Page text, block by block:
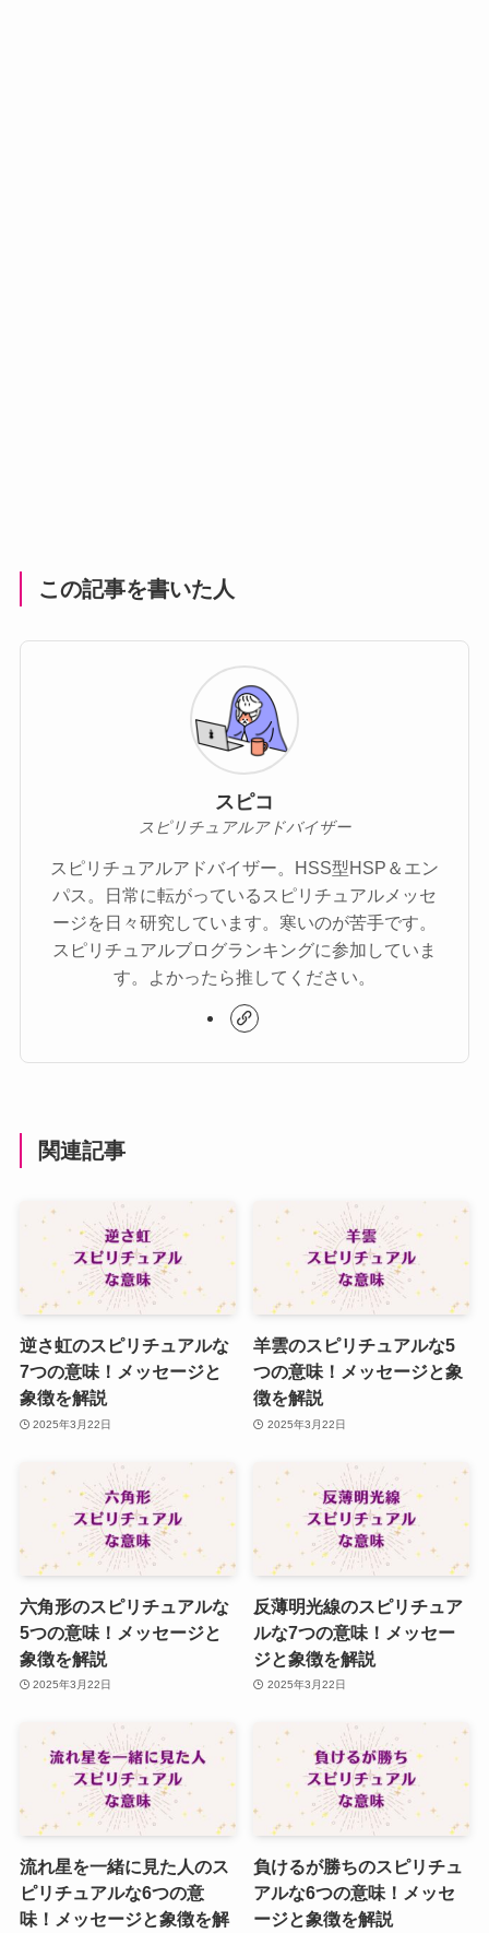
この記事を書いた人
スピコ
スピリチュアルアドバイザー
スピリチュアルアドバイザー。HSS型HSP＆エン
パス。日常に転がっているスピリチュアルメッセ
ージを日々研究しています。寒いのが苦手です。
スピリチュアルブログランキングに参加していま
す。よかったら推してください。
関連記事
逆さ虹のスピリチュアルな
7つの意味！メッセージと
象徴を解説
2025年3月22日
羊雲のスピリチュアルな5
つの意味！メッセージと象
徴を解説
2025年3月22日
六角形のスピリチュアルな
5つの意味！メッセージと
象徴を解説
2025年3月22日
反薄明光線のスピリチュア
ルな7つの意味！メッセー
ジと象徴を解説
2025年3月22日
流れ星を一緒に見た人のス
ピリチュアルな6つの意
味！メッセージと象徴を解
負けるが勝ちのスピリチュ
アルな6つの意味！メッセ
ージと象徴を解説